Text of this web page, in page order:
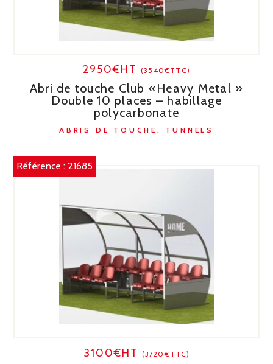
2950€HT (3540€TTC)
Abri de touche Club «Heavy Metal »
Double 10 places – habillage
polycarbonate
ABRIS DE TOUCHE, TUNNELS
Référence : 21685
3100€HT (3720€TTC)